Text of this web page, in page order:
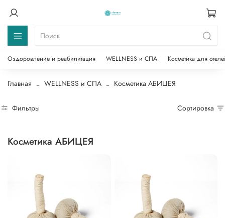
Оздоровление и реабилитация WELLNESS и СПА Косметика для
Главная WELLNESS и СПА Косметика АБИЦЕЯ
Фильтры Сортировка
Косметика АБИЦЕЯ